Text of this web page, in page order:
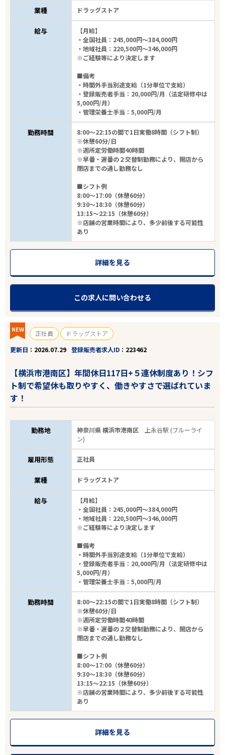
業種 ドラッグストア
給与
【月給】
・全国社員：245,000円～384,000円
・地域社員：220,500円～346,000円
※ご経験等により決定します
■備考
・時間外手当別途支給（1分単位で支給）
・登録販売者手当：20,000円/月（法定研修中は
5,000円/月）
・管理栄養士手当：5,000円/月
勤務時間
8:00～22:15の間で1日実働8時間（シフト制）
※休憩60分/日
※週所定労働時間40時間
※早番・遅番の２交替制勤務により、開店から
閉店までの通し勤務なし
■シフト例
8:00～17:00（休憩60分）
9:30～18:30（休憩60分）
13:15～22:15（休憩60分）
※店舗の営業時間により、多少前後する可能性
あり
詳細を見る
この求人に問い合わせる
NEW 正社員
ドラッグストア
更新日
2026.07.29 登録販売者求人ID 223462
【横浜市港南区】年間休日117日+５連休制度あり！シフ
ト制で希望休も取りやすく、働きやすさで選ばれていま
す！
勤務地 神奈川県 横浜市港南区
上永谷駅 (ブルーライ
ン)
雇用形態 正社員
業種 ドラッグストア
給与
【月給】
・全国社員：245,000円～384,000円
・地域社員：220,500円～346,000円
※ご経験等により決定します
■備考
・時間外手当別途支給（1分単位で支給）
・登録販売者手当：20,000円/月（法定研修中は
5,000円/月）
・管理栄養士手当：5,000円/月
勤務時間
8:00～22:15の間で1日実働8時間（シフト制）
※休憩60分/日
※週所定労働時間40時間
※早番・遅番の２交替制勤務により、開店から
閉店までの通し勤務なし
■シフト例
8:00～17:00（休憩60分）
9:30～18:30（休憩60分）
13:15～22:15（休憩60分）
※店舗の営業時間により、多少前後する可能性
あり
詳細を見る